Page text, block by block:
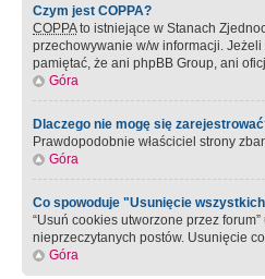
Czym jest COPPA?
COPPAto istniejące w Stanach
przechowywanie w/w informacji.
pamiętać, że ani phpBB Group, ani
Góra
Dlaczego nie mogę się
Prawdopodobnie właściciel strony
Góra
Co spowoduje "Usunięcie
“Usuń cookies utworzone przez
nieprzeczytanych postów. Usunięcie
Góra